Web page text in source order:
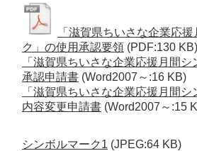
「滋賀県ちいさな企業応
ク」の使用承認要領 (PDF:130 KB)
「滋賀県ちいさな企業応援月間
承認申請書 (Word2007～:16 KB)
「滋賀県ちいさな企業応援月間
内容変更申請書 (Word2007～:15
シンボルマーク1 (JPEG:64 KB)